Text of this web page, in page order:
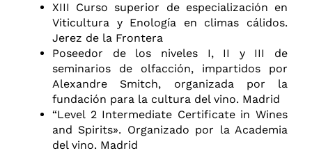
XIII Curso superior de especialización en
Viticultura y Enología en climas cálidos.
Jerez de la Frontera
Poseedor de los niveles I, II y III de
seminarios de olfacción, impartidos por
Alexandre Smitch, organizada por la
fundación para la cultura del vino. Madrid
“Level 2 Intermediate Certificate in Wines
and Spirits». Organizado por la Academia
del vino. Madrid